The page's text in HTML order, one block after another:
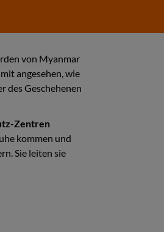
von Myanmar
angesehen, wie
des Geschehenen
Zentren
kommen und
Sie leiten sie